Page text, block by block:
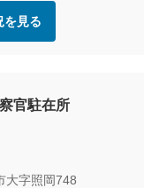
を見る
官駐在所
大字照岡748